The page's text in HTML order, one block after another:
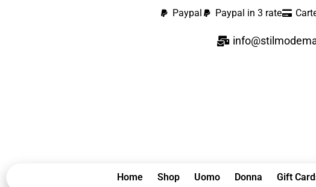
Paypal Paypal in 3 rate
Home Shop Uomo Donna Gift